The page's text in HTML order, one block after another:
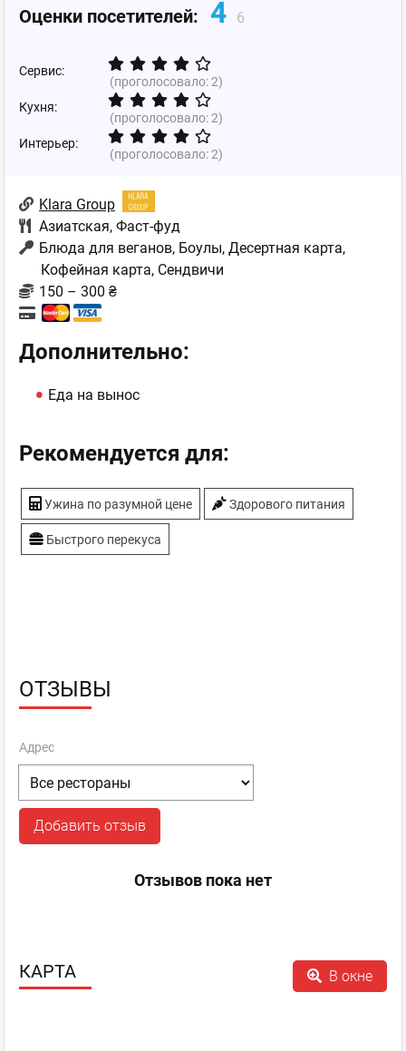
Оценки посетителей: 4 6
Сервис:
(проголосовало:2)
Кухня:
(проголосовало:2)
Интерьер:
(проголосовало:2)
Klara Group
Азиатская, Фаст-фуд
Блюда для веганов, Боулы, Десертная карта,
Кофейная карта, Сендвичи
150 – 300 ₴
Дополнительно:
Еда на вынос
Рекомендуется для:
Ужина по разумной цене Здорового питания
Быстрого перекуса
ОТЗЫВЫ
Адрес
Добавить отзыв
Отзывов пока нет
КАРТА В окне